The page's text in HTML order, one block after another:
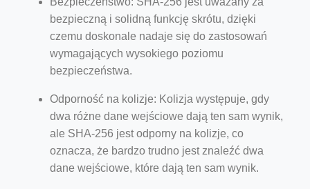
bezpieczną i solidną funkcję skrótu, dzięki
czemu doskonale nadaje się do zastosowań
wymagających wysokiego poziomu
bezpieczeństwa.
Odporność na kolizje: Kolizja występuje, gdy
dwa różne dane wejściowe dają ten sam wynik,
ale SHA-256 jest odporny na kolizje, co
oznacza, że bardzo trudno jest znaleźć dwa
dane wejściowe, które dają ten sam wynik.